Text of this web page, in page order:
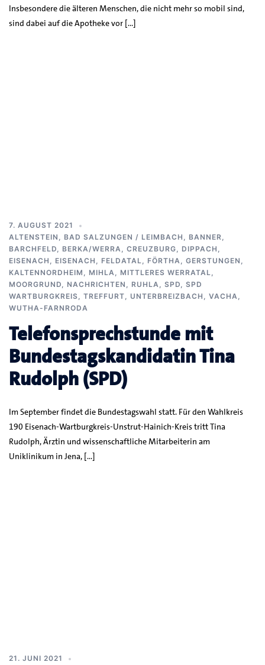
Insbesondere die älteren Menschen, die nicht mehr so mobil sind,
sind dabei auf die Apotheke vor […]
7. AUGUST 2021
ALTENSTEIN , BAD SALZUNGEN / LEIMBACH , BANNER,
BARCHFELD, BERKA/WERRA, CREUZBURG, DIPPACH ,
EISENACH , EISENACH , FELDATAL, FÖRTHA, GERSTUNGEN ,
KALTENNORDHEIM , MIHLA, MITTLERES WERRATAL,
MOORGRUND, NACHRICHTEN , RUHLA, SPD, SPD
WARTBURGKREIS, TREFFURT, UNTERBREIZBACH , VACHA,
WUTHA-FARNRODA
Telefonsprechstunde mit
Bundestagskandidatin Tina
Rudolph (SPD)
Im September findet die Bundestagswahl statt. Für den Wahlkreis
190 Eisenach-Wartburgkreis-Unstrut-Hainich-Kreis tritt Tina
Rudolph, Ärztin und wissenschaftliche Mitarbeiterin am
Uniklinikum in Jena, […]
21. JUNI 2021